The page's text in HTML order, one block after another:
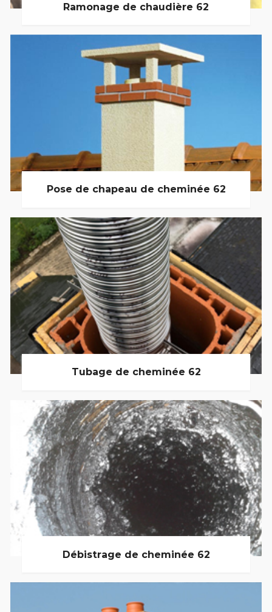
Ramonage de chaudière 62
Pose de chapeau de cheminée 62
Tubage de cheminée 62
Débistrage de cheminée 62